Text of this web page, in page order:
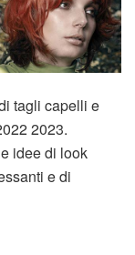
tagli capelli e
2023.
idee di look
e di